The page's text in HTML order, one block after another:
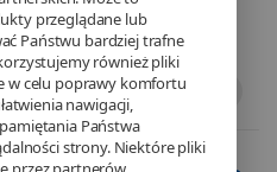
przeglądane lub
Państwu bardziej trafne
również pliki
w celu poprawy komfortu
nawigacji,
Państwa
strony. Niektóre pliki
499,99€
Komponenty komputerowe,
Disque SSD,Informatyka